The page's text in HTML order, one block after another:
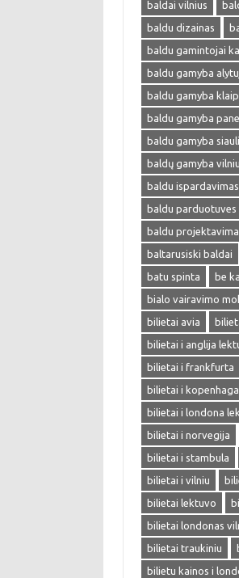
baldai vilnius
baldu dizainas
baldu gamintojai
baldu gamyba
baldu gamyba
baldu gamyba
baldu gamyba
baldų gamyba
baldu ispardavimas
baldu parduotuves
baldu
baltarusiski baldai
batu spinta
be
bialo vairavimo
bilietai avia
bilietai i anglija
bilietai i frankfurta
bilietai i kopenhaga
bilietai i londona
bilietai i norvegija
bilietai i stambula
bilietai i vilniu
bilietai lektuvo
bilietai londonas
bilietai traukiniu
bilietu kainos i